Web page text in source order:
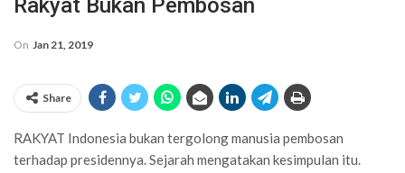
Rakyat Bukan Pembosan
On Jan 21, 2019
Share
RAKYAT Indonesia bukan tergolong manusia pembosan
terhadap presidennya. Sejarah mengatakan kesimpulan itu.